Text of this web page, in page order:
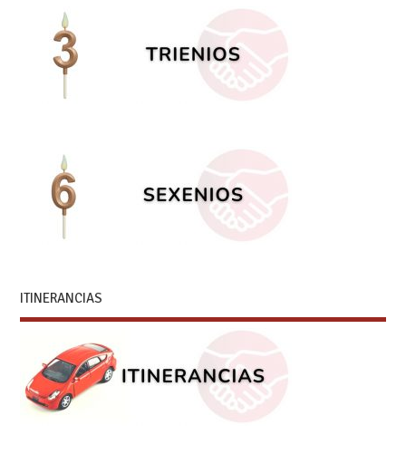
ITINERANCIAS